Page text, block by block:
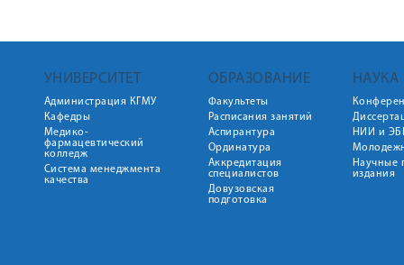
УНИВЕРСИТЕТ
Администрация КГМУ
Кафедры
Медико-
фармацевтический
колледж
Система менеджмента
качества
ОБРАЗОВАНИЕ
Факультеты
Расписания занятий
Аспирантура
Ординатура
Аккредитация
специалистов
Довузовская
подготовка
НАУКА
НИИ и
Научные
издания